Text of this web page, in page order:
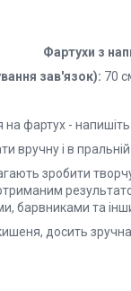
Фартухи з
зав'язок): 70
фартух -
вручну і в
зробити
барвниками та
досить